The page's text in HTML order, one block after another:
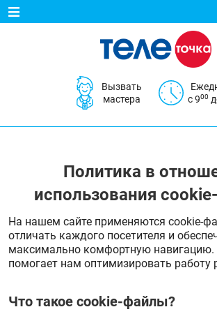
Вызвать
мастера
с 900
Политика в
использования
На нашем сайте применяются cookie-
отличать каждого посетителя и
максимально комфортную навигацию.
помогает нам оптимизировать работу
Что такое cookie-файлы?